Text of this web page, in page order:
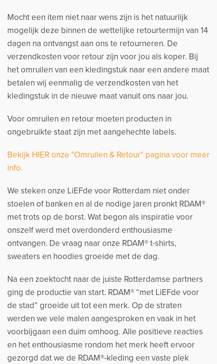
Mocht een item niet naar wens zijn is het natuurlijk
mogelijk deze binnen de wettelijke retourtermijn van 14
dagen na ontvangst aan ons te retourneren. De
verzendkosten voor retour zijn voor jou als koper. Bij
het omruilen van een kledingstuk naar een andere maat
betalen wij eenmalig de verzendkosten van het
kledingstuk in de nieuwe maat vanuit ons naar jou.
Voor omruilen en retour moeten producten in
ongebruikte staat zijn met aangehechte labels.
Bekijk HIER onze "Omruilen & Retour" pagina voor meer
info.
We steken onze LiEFde voor Rotterdam niet onder
stoelen of banken en al de nodige jaren pronkt RDAM®
met trots op de borst. Wat begon als inspiratie voor
onszelf werd met overdonderd enthousiasme
ontvangen. De vraag naar onze RDAM® t-shirts,
sweaters en hoodies groeide met de dag.
Na een zoektocht naar de juiste Rotterdamse partners
ging de productie van start. RDAM® “met LiEFde voor
de stad” groeide uit tot een merk. Op de straten
werden we vele malen aangesproken en vaak in het
voorbijgaan een duim omhoog. Alle positieve reacties
en het enthousiasme rondom het merk heeft ervoor
gezorgd dat we de RDAM®-kleding een vaste plek